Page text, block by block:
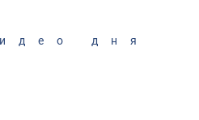
дня